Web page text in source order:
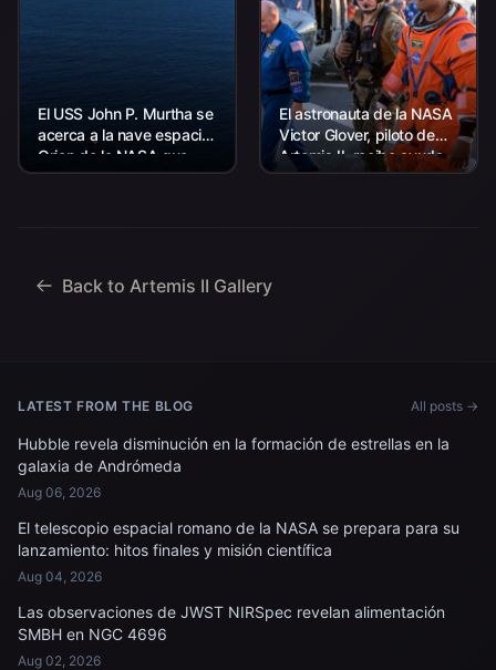
El USS John P. Murtha se
acerca a la nave espacial
Orion de la NASA que
transporta al comandante
El astronauta de la NASA
Victor Glover, piloto de
Artemis II, recibe ayuda
para salir de la cubierta
Back to Artemis II Gallery
LATEST FROM THE BLOG All posts →
Hubble revela disminución en la formación de estrellas en la
galaxia de Andrómeda
Aug 06, 2026
El telescopio espacial romano de la NASA se prepara para su
lanzamiento: hitos finales y misión científica
Aug 04, 2026
Las observaciones de JWST NIRSpec revelan alimentación
SMBH en NGC 4696
Aug 02, 2026